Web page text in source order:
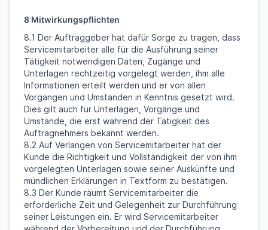
8 Mitwirkungspflichten
8.1 Der Auftraggeber hat dafür Sorge zu tragen, dass
Servicemitarbeiter alle für die Ausführung seiner
Tätigkeit notwendigen Daten, Zugänge und
Unterlagen rechtzeitig vorgelegt werden, ihm alle
Informationen erteilt werden und er von allen
Vorgängen und Umständen in Kenntnis gesetzt wird.
Dies gilt auch für Unterlagen, Vorgänge und
Umstände, die erst während der Tätigkeit des
Auftragnehmers bekannt werden.
8.2 Auf Verlangen von Servicemitarbeiter hat der
Kunde die Richtigkeit und Vollständigkeit der von ihm
vorgelegten Unterlagen sowie seiner Auskünfte und
mündlichen Erklärungen in Textform zu bestätigen.
8.3 Der Kunde räumt Servicemitarbeiter die
erforderliche Zeit und Gelegenheit zur Durchführung
seiner Leistungen ein. Er wird Servicemitarbeiter